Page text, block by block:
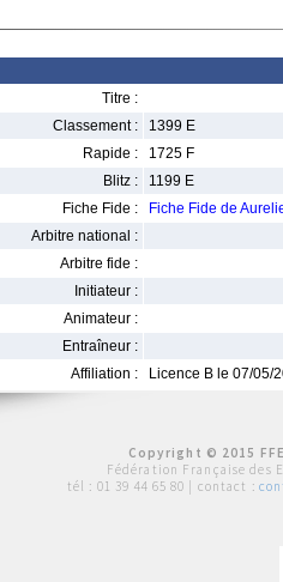
Titre :
Classement :
1399 E
Rapide :
1725 F
Blitz :
1199 E
Fiche Fide :
Fiche Fide de
Arbitre national :
Arbitre fide :
Initiateur :
Animateur :
Entraîneur :
Affiliation :
Licence B le 07/05/
Copyright © 2015
Fédération Française des
tél : 01 39 44 65 80 | contact :